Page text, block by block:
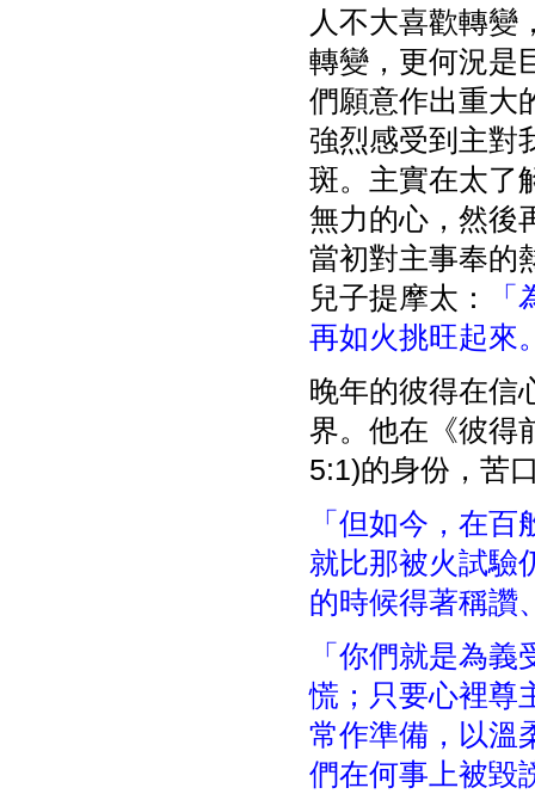
人不大喜歡轉變
轉變，更何況是
們願意作出重大
強烈感受到主對
斑。主實在太了
無力的心，然後
當初對主事奉的
兒子提摩太：
再如火挑旺起來
晚年的彼得在信
界。他在《彼得
5:1)的身份，苦
「但如今，在
就比那被火試驗
的時候得著稱讚
「你們就是為
慌；只要心裡尊
常作準備，以溫
們在何事上被毀